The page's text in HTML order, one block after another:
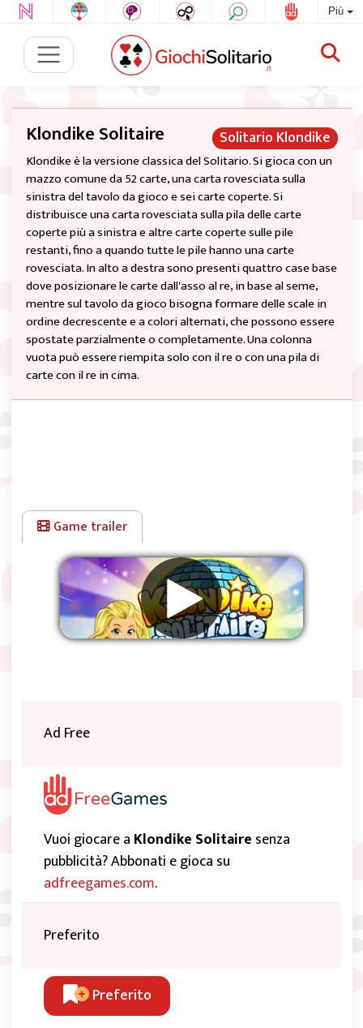
Più
Solitario Klondike
Klondike Solitaire
Klondike è la versione classica del Solitario. Si gioca con un
mazzo comune da 52 carte, una carta rovesciata sulla
sinistra del tavolo da gioco e sei carte coperte. Si
distribuisce una carta rovesciata sulla pila delle carte
coperte più a sinistra e altre carte coperte sulle pile
restanti, fino a quando tutte le pile hanno una carte
rovesciata. In alto a destra sono presenti quattro case base
dove posizionare le carte dall'asso al re, in base al seme,
mentre sul tavolo da gioco bisogna formare delle scale in
ordine decrescente e a colori alternati, che possono essere
spostate parzialmente o completamente. Una colonna
vuota può essere riempita solo con il re o con una pila di
carte con il re in cima.
Game trailer
Ad Free
Vuoi giocare a Klondike Solitaire senza
pubblicità? Abbonati e gioca su
adfreegames.com.
Preferito
Preferito